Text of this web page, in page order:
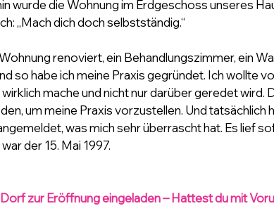
wurde die Wohnung im Erdgeschoss unseres
„Mach dich doch selbstständig.“
renoviert, ein Behandlungszimmer, ein
so habe ich meine Praxis gegründet. Ich wollte
mache und nicht nur darüber geredet wird.
um meine Praxis vorzustellen. Und tatsächlich
was mich sehr überrascht hat. Es lief
der 15. Mai 1997.
zur Eröffnung eingeladen – Hattest du mit